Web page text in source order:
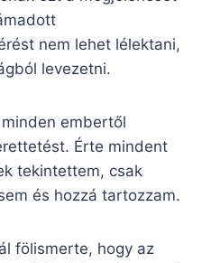
nem lehet lélektani,
levezetni.
embertől
Érte mindent
tekintettem, csak
és hozzá tartozzam.
fölismerte, hogy az